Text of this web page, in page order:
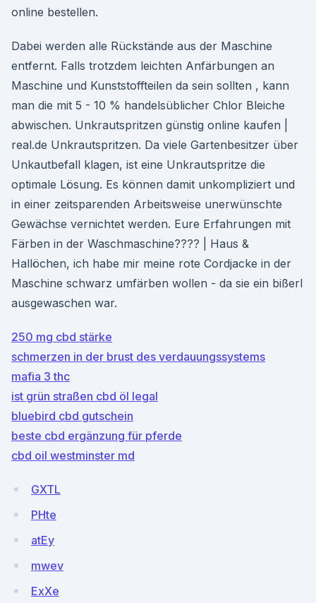
online bestellen.
Dabei werden alle Rückstände aus der Maschine
entfernt. Falls trotzdem leichten Anfärbungen an
Maschine und Kunststoffteilen da sein sollten , kann
man die mit 5 - 10 % handelsüblicher Chlor Bleiche
abwischen. Unkrautspritzen günstig online kaufen |
real.de Unkrautspritzen. Da viele Gartenbesitzer über
Unkautbefall klagen, ist eine Unkrautspritze die
optimale Lösung. Es können damit unkompliziert und
in einer zeitsparenden Arbeitsweise unerwünschte
Gewächse vernichtet werden. Eure Erfahrungen mit
Färben in der Waschmaschine???? | Haus &
Hallöchen, ich habe mir meine rote Cordjacke in der
Maschine schwarz umfärben wollen - da sie ein bißerl
ausgewaschen war.
250 mg cbd stärke
schmerzen in der brust des verdauungssystems
mafia 3 thc
ist grün straßen cbd öl legal
bluebird cbd gutschein
beste cbd ergänzung für pferde
cbd oil westminster md
GXTL
PHte
atEy
mwev
ExXe